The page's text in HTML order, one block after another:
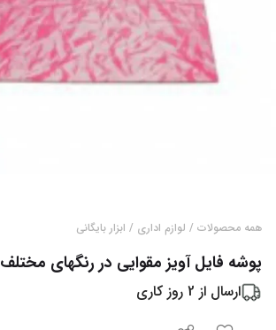
همه محصولات / لوازم اداری / ابزار بایگانی
پوشه فایل آویز مقوایی در رنگهای مختلف
ارسال از 2 روز کاری